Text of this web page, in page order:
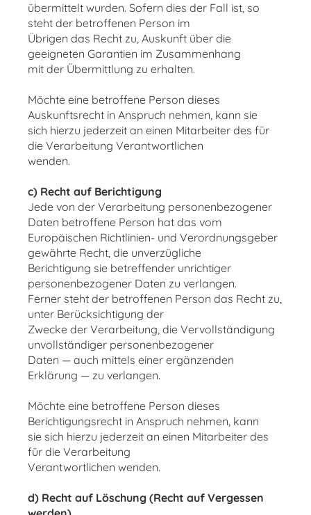
übermittelt wurden. Sofern dies der Fall ist, so
steht der betroffenen Person im
Übrigen das Recht zu, Auskunft über die
geeigneten Garantien im Zusammenhang
mit der Übermittlung zu erhalten.
Möchte eine betroffene Person dieses
Auskunftsrecht in Anspruch nehmen, kann sie
sich hierzu jederzeit an einen Mitarbeiter des für
die Verarbeitung Verantwortlichen
wenden.
c) Recht auf Berichtigung
Jede von der Verarbeitung personenbezogener
Daten betroffene Person hat das vom
Europäischen Richtlinien- und Verordnungsgeber
gewährte Recht, die unverzügliche
Berichtigung sie betreffender unrichtiger
personenbezogener Daten zu verlangen.
Ferner steht der betroffenen Person das Recht zu,
unter Berücksichtigung der
Zwecke der Verarbeitung, die Vervollständigung
unvollständiger personenbezogener
Daten — auch mittels einer ergänzenden
Erklärung — zu verlangen.
Möchte eine betroffene Person dieses
Berichtigungsrecht in Anspruch nehmen, kann
sie sich hierzu jederzeit an einen Mitarbeiter des
für die Verarbeitung
Verantwortlichen wenden.
d) Recht auf Löschung (Recht auf Vergessen